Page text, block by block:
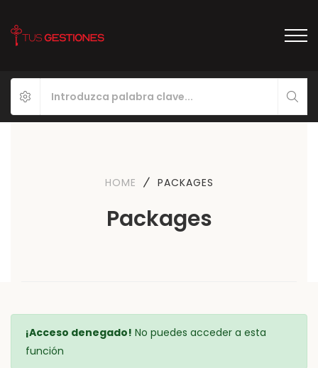
HOME PACKAGES
Packages
¡Acceso denegado! No puedes acceder a esta
función